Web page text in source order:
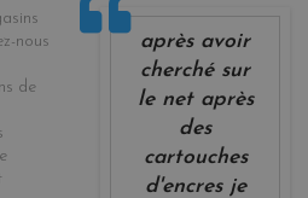
nous
de
après avoir
cherché sur
le net après
des
cartouches
d'encres je